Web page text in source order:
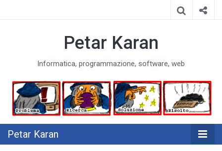
Petar Karan
Informatica, programmazione, software, web
Petar Karan